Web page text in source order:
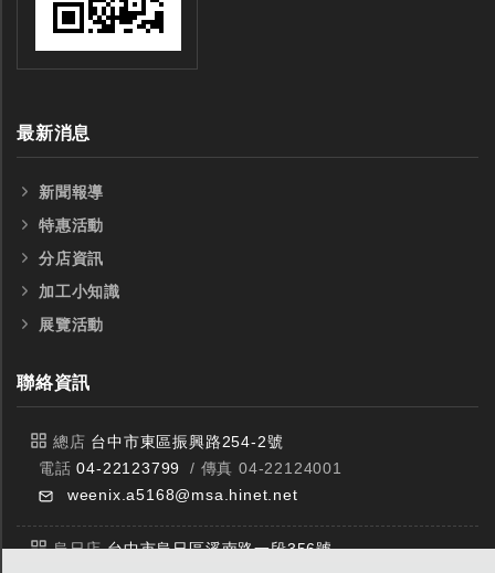
最新消息
新聞報導
特惠活動
分店資訊
加工小知識
展覽活動
聯絡資訊
總店 台中市東區振興路254-2號
電話04-22123799
/ 傳真 04-22124001
weenix.a5168@msa.hinet.net
烏日店台中市烏日區溪南路一段356號